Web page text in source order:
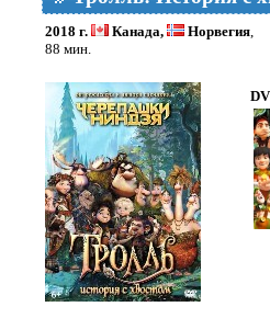
2018 г. Канада, Норвегия,
88 мин.